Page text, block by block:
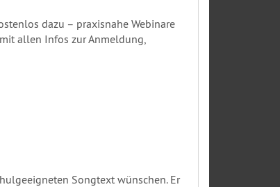
dazu – praxisnahe Webinare
allen Infos zur Anmeldung,
Songtext wünschen. Er